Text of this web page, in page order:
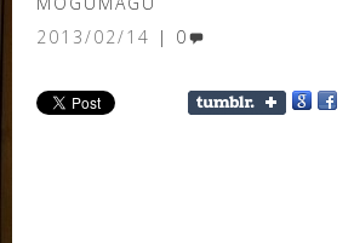
2013/02/14
0